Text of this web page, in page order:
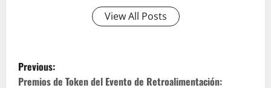
View All Posts
P
Previous:
Premios de Token del Evento de Retroalimentación: